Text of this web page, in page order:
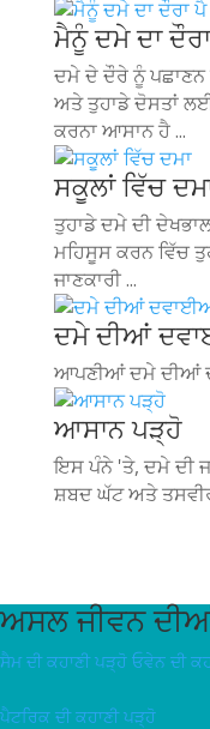
ਮੈਨੂੰ ਦਮੇ ਦਾ
ਦਮੇ ਦੇ ਦੌਰੇ ਨੂੰ ਪਛਾਣਨ
ਅਤੇ ਤੁਹਾਡੇ ਦੋਸਤਾਂ
ਕਰਨਾ ਆਸਾਨ ਹੈ ...
ਸਕੂਲਾਂ ਵਿੱਚ
ਤੁਹਾਡੇ ਦਮੇ ਦੀ
ਮਹਿਸੂਸ ਕਰਨ ਵਿੱਚ
ਜਾਣਕਾਰੀ ...
ਦਮੇ ਦੀਆਂ
ਆਪਣੀਆਂ ਦਮੇ ਦੀਆਂ
ਆਸਾਨ ਪੜ੍ਹੋ
ਇਸ ਪੰਨੇ 'ਤੇ, ਦਮੇ ਦੀ
ਸ਼ਬਦ ਘੱਟ ਅਤੇ
ਅਸਲ ਜੀਵਨ
ਸੈਮ ਦੀ ਕਹਾਣੀ ਪੜ੍ਹੋ ਓਵੇਨ ਦੀ
ਪੈਟਰਿਕ ਦੀ ਕਹਾਣੀ ਪੜ੍ਹੋ